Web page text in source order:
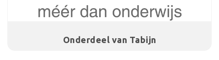
Onderdeel van Tabijn